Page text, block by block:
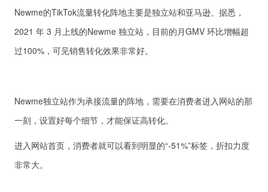
Newme的TikTok流量转化阵地主要是独立站和亚马逊。据悉，
2021 年 3 月上线的Newme 独立站，目前的月GMV 环比增幅超
过100%，可见销售转化效果非常好。
Newme独立站作为承接流量的阵地，需要在消费者进入网站的那
一刻，设置好每个细节，才能保证高转化。
进入网站首页，消费者就可以看到明显的“-51%”标签，折扣力度
非常大。